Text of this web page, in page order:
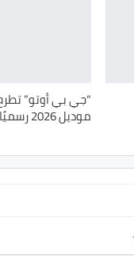
“جي بي أوتو”
موديل 2026 رسميًا في مصر